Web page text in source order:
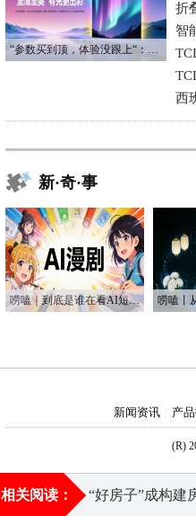
“参数买到顶，体验没跟上“：长虹追光Q70S给高端电视打了个样
折
智
西
新·奇·事
唠嗑｜到底是谁在看AI短剧？！
新闻资讯 产
(R)
今日热点： 海南重拳整治回